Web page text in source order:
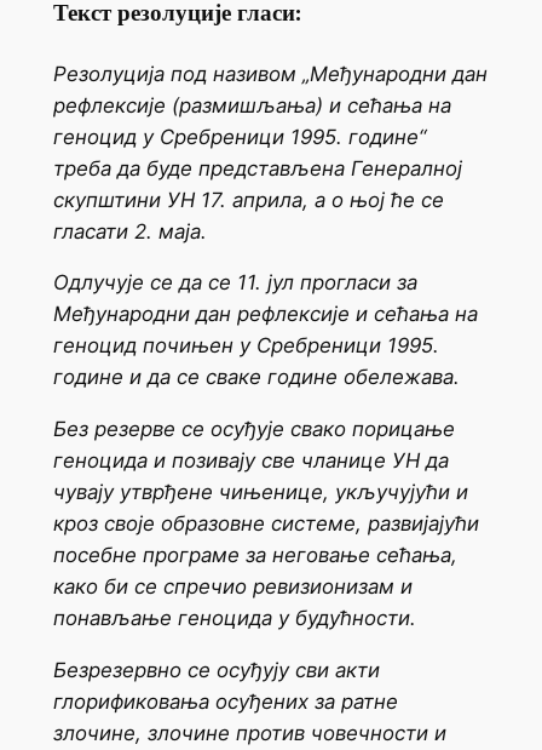
Текст резолуције гласи:
Резолуција под називом „Међународни дан
рефлексије (размишљања) и сећања на
геноцид у Сребреници 1995. године“
треба да буде представљена Генералној
скупштини УН 17. априла, а о њој ће се
гласати 2. маја.
Одлучује се да се 11. јул прогласи за
Међународни дан рефлексије и сећања на
геноцид почињен у Сребреници 1995.
године и да се сваке године обележава.
Без резерве се осуђује свако порицање
геноцида и позивају све чланице УН да
чувају утврђене чињенице, укључујући и
кроз своје образовне системе, развијајући
посебне програме за неговање сећања,
како би се спречио ревизионизам и
понављање геноцида у будућности.
Безрезервно се осуђују сви акти
глорификовања осуђених за ратне
злочине, злочине против човечности и